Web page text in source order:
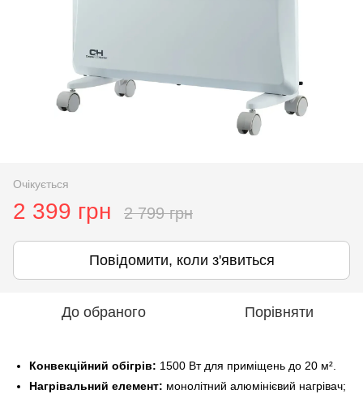
Очікується
2 399 грн 2 799 грн
Повідомити, коли з'явиться
До обраного Порівняти
Конвекційний обігрів: 1500 Вт для приміщень до 20 м².
Нагрівальний елемент: монолітний алюмінієвий нагрівач;